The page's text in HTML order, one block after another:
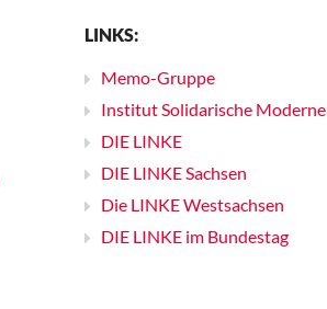
LINKS:
Memo-Gruppe
Institut Solidarische Moderne
DIE LINKE
DIE LINKE Sachsen
Die LINKE Westsachsen
DIE LINKE im Bundestag